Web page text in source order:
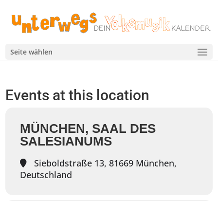
Seite wählen
Events at this location
MÜNCHEN, SAAL DES
SALESIANUMS
Sieboldstraße 13, 81669 München,
Deutschland